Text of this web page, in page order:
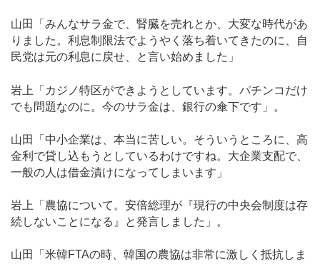
山田「みんなサラ金で、腎臓を売れとか、大変な時代があ
りました。利息制限法でようやく落ち着いてきたのに、自
民党は元の利息に戻せ、と言い始めました」
岩上「カジノ特区ができようとしています。パチンコだけ
でも問題なのに。今のサラ金は、銀行の傘下です」。
山田「中小企業は、本当に苦しい。そういうところに、高
金利で貸し込もうとしているわけですね。大企業支配で、
一般の人は借金漬けになってしまいます」
岩上「農協について。安倍総理が『現行の中央会制度は存
続しないことになる』と発言しました」。
山田「米韓FTAの時、韓国の農協は非常に激しく抵抗しま